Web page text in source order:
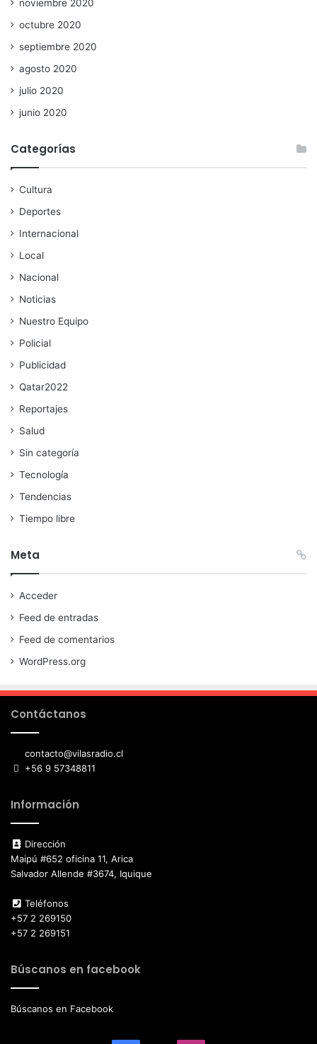
noviembre 2020
octubre 2020
septiembre 2020
agosto 2020
julio 2020
junio 2020
Categorías
Cultura
Deportes
Internacional
Local
Nacional
Noticias
Nuestro Equipo
Policial
Publicidad
Qatar2022
Reportajes
Salud
Sin categoría
Tecnología
Tendencias
Tiempo libre
Meta
Acceder
Feed de entradas
Feed de comentarios
WordPress.org
Contáctanos
contacto@vilasradio.cl
+56 9 57348811
Información
Dirección
Maipú #652 oficina 11, Arica
Salvador Allende #3674, Iquique
Teléfonos
+57 2 269150
+57 2 269151
Búscanos en facebook
Búscanos en Facebook